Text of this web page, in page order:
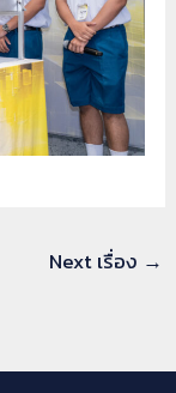
Next เรื่อง →